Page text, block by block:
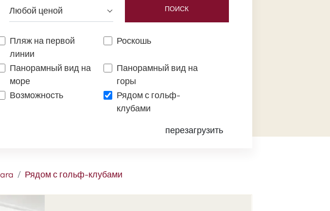
Любой ценой ПОИСК
Пляж на первой
линии
Роскошь
Панорамный вид на
море
Панорамный вид на
горы
Возможность
Рядом с гольф-
клубами
перезагрузить
Рядом с гольф-клубами